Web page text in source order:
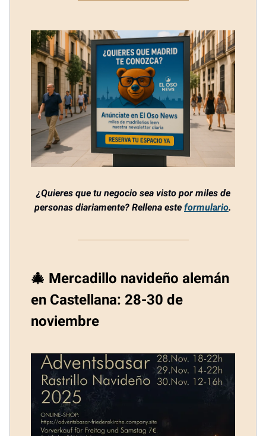
¿Quieres que tu negocio sea visto por miles de
personas diariamente? Rellena este formulario.
🎄 Mercadillo navideño alemán
en Castellana: 28-30 de
noviembre